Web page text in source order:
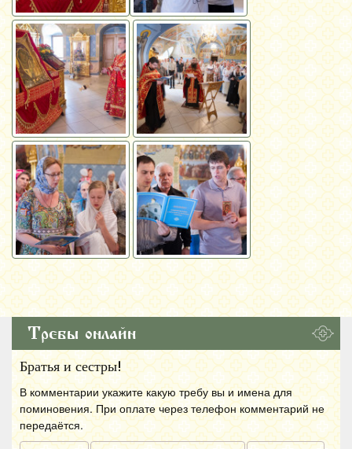
Требы онлайн
Братья и сестры!
В комментарии укажите какую требу вы и имена для
поминовения. При оплате через телефон комментарий не
передаётся.